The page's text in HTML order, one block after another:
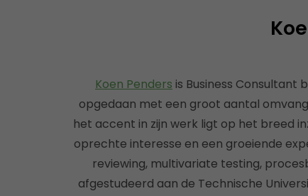
Koen Penders is Business Consultant
opgedaan met een groot aantal
het accent in zijn werk ligt op het breed
oprechte interesse en een groeiende
reviewing, multivariate testing,
afgestudeerd aan de Technische